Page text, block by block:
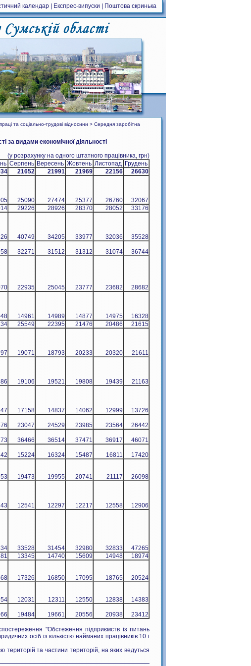
календар Експрес-випуски Поштова скринька
та соціально-трудові відносини > Середня заробітна
за видами економічної діяльності
(у розрахунку на одного штатного працівника, грн)
Серпень Вересень Жовтень Листопад Грудень
21652 21991 21969 22156
26630
25090 27474 25377 26760
32067
29226 28926 28370 28052
33176
40749 34205 33977 32036
35528
32271 31512 31312 31074
36744
22935 25045 23777 23682
28682
14961 14989 14877 14975
16328
25549 22395 21476 20486
21615
19071 18793 20233 20320
21611
19106 19521 19808 19439
21163
17158 14837 14062 12999
13726
23047 24529 23985 23564
26442
36466 36514 37471 36917
46071
15224 16324 15487 16811
17420
19473 19955 20741 21117
26098
12541 12297 12217 12558
12906
33528 31454 32980 32833
47265
13345 14740 15609 14948
18974
17326 16850 17095 18765
20524
12031 12311 12550 12838
14383
19484 19661 20556 20938 23412
"Обстеження підприємств із питань
осіб із кількістю найманих працівників 10 і
та частини територій, на яких ведуться